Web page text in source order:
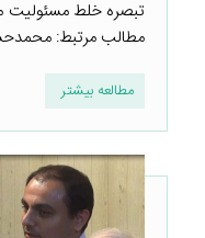
مطالب مرتبط:
مطالعه بیشتر